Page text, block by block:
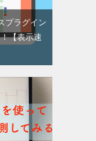
プラグイン
【表示速